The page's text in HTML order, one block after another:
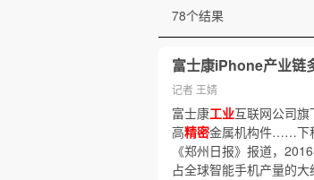
78个结果
富士康iPhone产业链
记者 王婧
富士康工业互联网公司
高精密金属机构件……下
《郑州日报》报道，
占全球智能手机产量的